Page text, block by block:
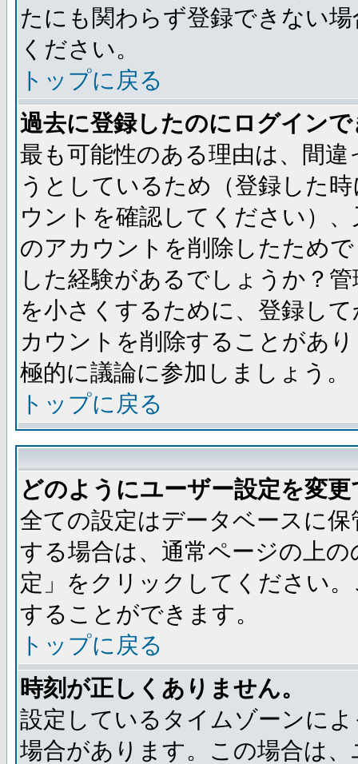
たにも関わらず登録できない
ください。
トップに戻る
過去に登録したのにログイン
最も可能性のある理由は、間
うとしているため（登録した
ウントを確認してください）
のアカウントを削除したため
した経験があるでしょうか？
を小さくするために、登録し
カウントを削除することがあ
極的に議論に参加しましょう。
トップに戻る
どのようにユーザー設定を変
全ての設定はデータベースに
する場合は、通常ページの上
定」をクリックしてください
することができます。
トップに戻る
時刻が正しくありません。
設定しているタイムゾーンに
場合があります。この場合は